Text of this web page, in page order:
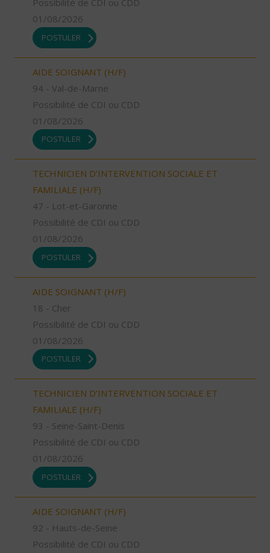
Possibilité de CDI ou CDD
01/08/2026
POSTULER
AIDE SOIGNANT (H/F)
94 - Val-de-Marne
Possibilité de CDI ou CDD
01/08/2026
POSTULER
TECHNICIEN D’INTERVENTION SOCIALE ET
FAMILIALE (H/F)
47 - Lot-et-Garonne
Possibilité de CDI ou CDD
01/08/2026
POSTULER
AIDE SOIGNANT (H/F)
18 - Cher
Possibilité de CDI ou CDD
01/08/2026
POSTULER
TECHNICIEN D’INTERVENTION SOCIALE ET
FAMILIALE (H/F)
93 - Seine-Saint-Denis
Possibilité de CDI ou CDD
01/08/2026
POSTULER
AIDE SOIGNANT (H/F)
92 - Hauts-de-Seine
Possibilité de CDI ou CDD